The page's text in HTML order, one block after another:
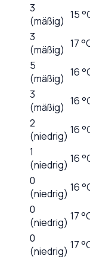
3
(mäßig) 15
3
(mäßig) 17
5
(mäßig) 16
3
(mäßig) 16
2
(niedrig) 16
1
(niedrig) 16
0
(niedrig) 16
0
(niedrig) 17
0
(niedrig) 17